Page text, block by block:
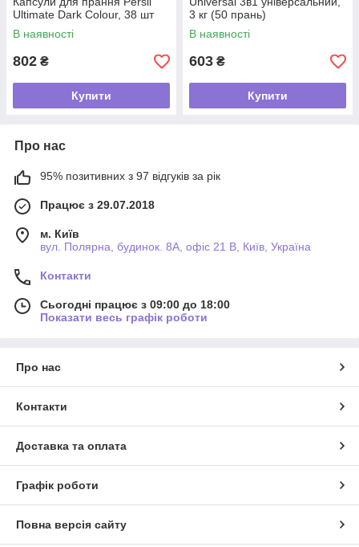
Ultimate Dark Colour, 38 шт
В наявності
802 ₴
Купити
3 кг (50 прань)
В наявності
603 ₴
Купити
Про нас
95% позитивних з 97 відгуків за рік
Працює з 29.07.2018
м. Київ
вул. Полярна, будинок. 8А, офіс 21 В, Київ, Україна
Контакти
Сьогодні працює з 09:00 до 18:00
Показати весь графік роботи
Про нас
Контакти
Доставка та оплата
Графік роботи
Повна версія сайту